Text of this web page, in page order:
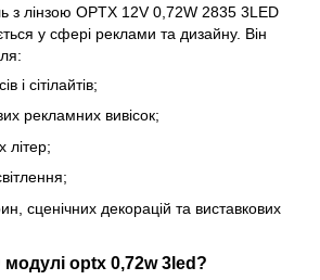
з лінзою OPTX 12V 0,72W 2835 3LED
у сфері реклами та дизайну. Він
і сітілайтів;
рекламних вивісок;
літер;
сценічних декорацій та виставкових
optx 0,72w 3led?